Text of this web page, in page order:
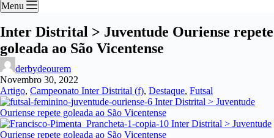
Menu
Inter Distrital > Juventude Ouriense repete
goleada ao São Vicentense
derbydeourem
Novembro 30, 2022
Artigo, Campeonato Inter Distrital (f), Destaque, Futsal